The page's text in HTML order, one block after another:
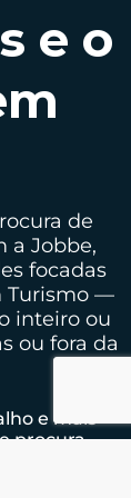
e o
de
a Jobbe,
focadas
Turismo —
inteiro ou
ou fora da
e mais
procura